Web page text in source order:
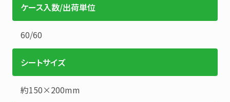
ケース入数/出荷単位
60/60
シートサイズ
約150×200mm